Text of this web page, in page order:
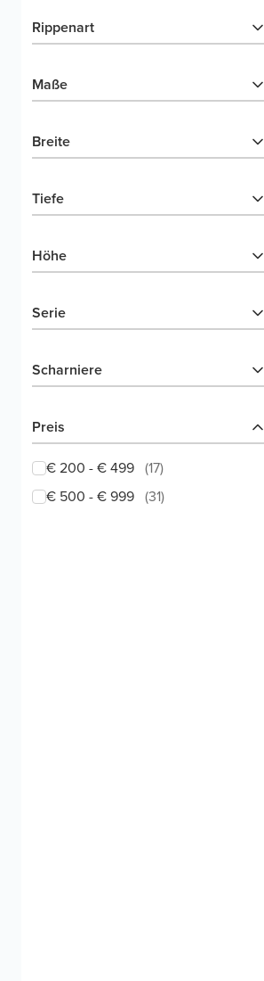
Rippenart
Maße
Breite
Tiefe
Höhe
Serie
Scharniere
Preis
€ 200 - € 499 (17)
€ 500 - € 999 (31)